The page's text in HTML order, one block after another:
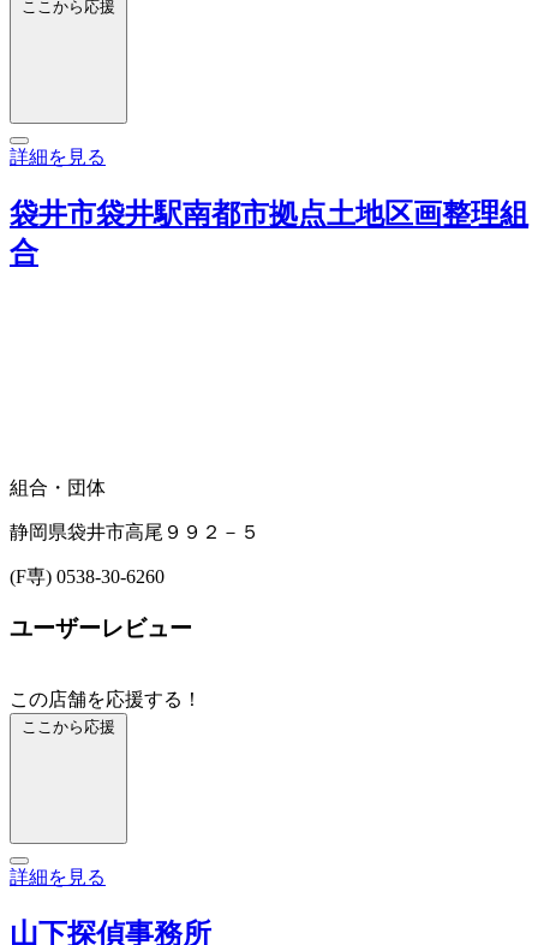
ここから応援
詳細を見る
袋井市袋井駅南都市拠点土地区画整理組
合
組合・団体
静岡県袋井市高尾９９２－５
(F専) 0538-30-6260
ユーザーレビュー
この店舗を応援する！
ここから応援
詳細を見る
山下探偵事務所